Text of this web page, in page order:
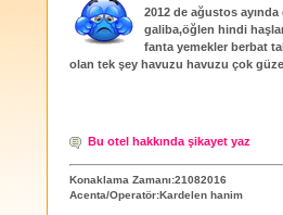
2012 de ağustos
galiba,öğlen hindi
fanta yemekler berbat
olan tek şey havuzu havuzu çok
Bu otel hakkında şikayet yaz
Konaklama Zamanı:21082016
Acenta/Operatör:Kardelen hanim